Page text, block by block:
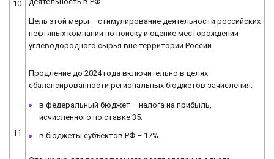
10
Цель этой меры – стимулирование деятельности российских
нефтяных компаний по поиску и оценке месторождений
углеводородного сырья вне территории России.
11
Продление до 2024 года включительно в целях
сбалансированности региональных бюджетов зачисления:
в федеральный бюджет – налога на прибыль,
исчисленного по ставке 35;
в бюджеты субъектов РФ – 17%.